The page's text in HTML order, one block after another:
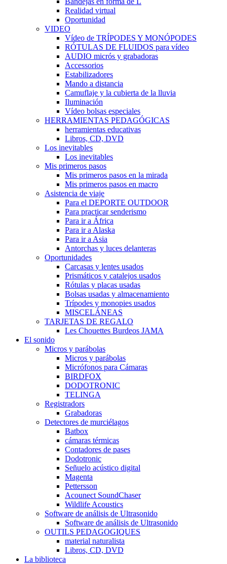
Realidad virtual
Oportunidad
VIDEO
Vídeo de TRÍPODES Y MONÓPODES
RÓTULAS DE FLUIDOS para vídeo
AUDIO micrós y grabadoras
Accessorios
Estabilizadores
Mando a distancia
Camuflaje y la cubierta de la lluvia
Iluminación
Vídeo bolsas especiales
HERRAMIENTAS PEDAGÓGICAS
herramientas educativas
Libros, CD, DVD
Los inevitables
Los inevitables
Mis primeros pasos
Mis primeros pasos en la mirada
Mis primeros pasos en macro
Asistencia de viaje
Para el DEPORTE OUTDOOR
Para practicar senderismo
Para ir a África
Para ir a Alaska
Para ir a Asia
Antorchas y luces delanteras
Oportunidades
Carcasas y lentes usados
Prismáticos y catalejos usados
Rótulas y placas usadas
Bolsas usadas y almacenamiento
Trípodes y monopies usados
MISCELÁNEAS
TARJETAS DE REGALO
Les Chouettes Burdeos JAMA
El sonido
Micros y parábolas
Micros y parábolas
Micrófonos para Cámaras
BIRDFOX
DODOTRONIC
TELINGA
Registradors
Grabadoras
Detectores de murciélagos
Batbox
cámaras térmicas
Contadores de pases
Dodotronic
Señuelo acústico digital
Magenta
Pettersson
Acounect SoundChaser
Wildlife Acoustics
Software de análisis de Ultrasonido
Software de análisis de Ultrasonido
OUTILS PEDAGOGIQUES
material naturalista
Libros, CD, DVD
La biblioteca